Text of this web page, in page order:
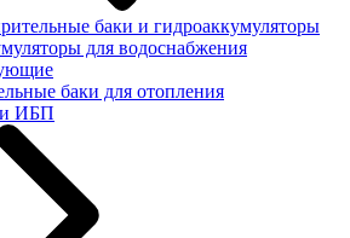
баки и гидроаккумуляторы
для водоснабжения
баки для отопления
и ИБП